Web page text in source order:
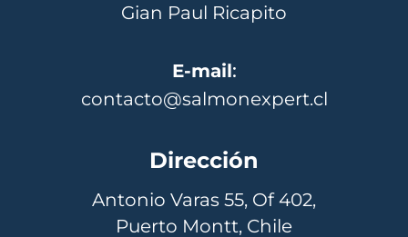
Gian Paul Ricapito
E-mail:
contacto@salmonexpert.cl
Dirección
Antonio Varas 55, Of 402,
Puerto Montt, Chile